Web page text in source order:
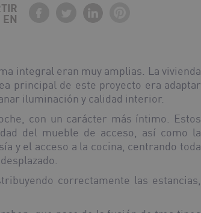
EN
integral eran muy amplias. La vivienda
principal de este proyecto era adaptar
iluminación y calidad interior.
con un carácter más íntimo. Estos
del mueble de acceso, así como la
y el acceso a la cocina, centrando toda
correctamente las estancias,